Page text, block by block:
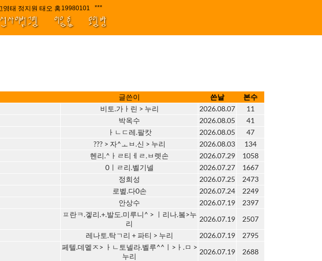
태 정지원 태오 홍 최윤호 백지원 김효정 금드레 임형모 양동열 안길재 김성태 이율 유성민 손윤희 이은미
19980101////||||****||||
사이벗그림 이음줄 모임방
글쓴이 쓴날
본수
비토.가ㅏ린 > 누리 2026.08.07
11
박옥수 2026.08.05
41
ㅏㄴㄷ레.팔캇 2026.08.05
47
??? > 자^ㅗㅂ.신 > 누리 2026.08.03
134
헨리.^ㅏㄹ티ㅔㄹ.ㅂ렛손 2026.07.29
1058
0ㅣㄹ리.벨기넬 2026.07.27
1667
정희성 2026.07.25
2473
로벭.다0손 2026.07.24
2249
안상수 2026.07.19
2397
ㅍ란ㅋ.겧리.+.발도.미루니^ > ㅣ리나.봌>누
리
2026.07.19
2507
레나토.탁ㄱ리 + 파티 > 누리 2026.07.19
2795
페텔.데멭ㅈ> ㅏㄴ토넬라.벨루^^ㅣ>ㅏ.ㅁ >
누리
2026.07.19
2688